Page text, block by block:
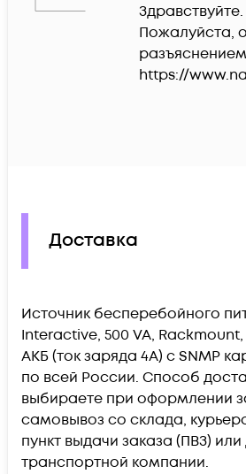
Здравствуйте.
Пожалуйста,
https://
Доставка
Источник бесперебойного
Interactive, 500 VA,
АКБ (ток заряда 4А) c SNMP
по всей России. Способ
выбираете при оформлении
самовывоз со склада,
пункт выдачи заказа (ПВЗ)
транспортной компании.